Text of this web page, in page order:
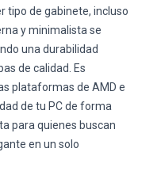
tipo de gabinete, incluso
y minimalista se
una durabilidad
de calidad. Es
plataformas de AMD e
de tu PC de forma
para quienes buscan
en un solo